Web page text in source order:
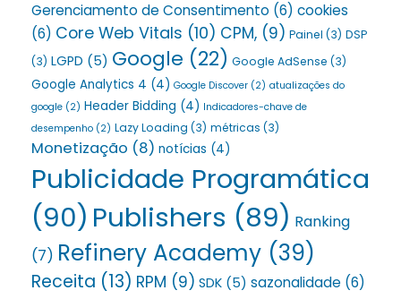
Gerenciamento de Consentimento (6) cookies
(6) Core Web Vitals (10) CPM, (9) Painel (3) DSP
(3) LGPD (5) Google (22) Google AdSense (3)
Google Analytics 4 (4) Google Discover (2) atualizações do
google (2) Header Bidding (4) Indicadores-chave de
desempenho (2) Lazy Loading (3) métricas (3)
Monetização (8) notícias (4)
Publicidade Programática
(90) Publishers (89) Ranking
(7) Refinery Academy (39)
Receita (13) RPM (9) SDK (5) sazonalidade (6)